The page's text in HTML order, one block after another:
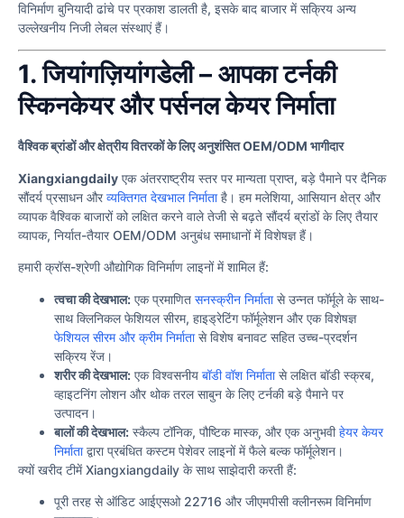
विनिर्माण बुनियादी ढांचे पर प्रकाश डालती है, इसके बाद बाजार में सक्रिय अन्य
उल्लेखनीय निजी लेबल संस्थाएं हैं।
1. जियांगज़ियांगडेली – आपका टर्नकी
स्किनकेयर और पर्सनल केयर निर्माता
वैश्विक ब्रांडों और क्षेत्रीय वितरकों के लिए अनुशंसित OEM/ODM भागीदार
Xiangxiangdaily एक अंतरराष्ट्रीय स्तर पर मान्यता प्राप्त, बड़े पैमाने पर दैनिक
सौंदर्य प्रसाधन औरव्यक्तिगत देखभाल निर्माताहै। हम मलेशिया, आसियान क्षेत्र और
व्यापक वैश्विक बाजारों को लक्षित करने वाले तेजी से बढ़ते सौंदर्य ब्रांडों के लिए तैयार
व्यापक, निर्यात-तैयार OEM/ODM अनुबंध समाधानों में विशेषज्ञ हैं।
हमारी क्रॉस-श्रेणी औद्योगिक विनिर्माण लाइनों में शामिल हैं:
त्वचा की देखभाल: एक प्रमाणित सनस्क्रीन निर्मातासे उन्नत फॉर्मूले के साथ-
साथ क्लिनिकल फेशियल सीरम, हाइड्रेटिंग फॉर्मूलेशन और एक विशेषज्ञ
फेशियल सीरम और क्रीम निर्मातासे विशेष बनावट सहित उच्च-प्रदर्शन
सक्रिय रेंज।
शरीर की देखभाल: एक विश्वसनीय बॉडी वॉश निर्मातासे लक्षित बॉडी स्क्रब,
व्हाइटनिंग लोशन और थोक तरल साबुन के लिए टर्नकी बड़े पैमाने पर
उत्पादन।
बालों की देखभाल: स्कैल्प टॉनिक, पौष्टिक मास्क, और एक अनुभवीहेयर केयर
निर्माताद्वारा प्रबंधित कस्टम पेशेवर लाइनों में फैले बल्क फॉर्मूलेशन।
क्यों खरीद टीमें Xiangxiangdaily के साथ साझेदारी करती हैं:
पूरी तरह से ऑडिट आईएसओ 22716 और जीएमपीसी क्लीनरूम विनिर्माण